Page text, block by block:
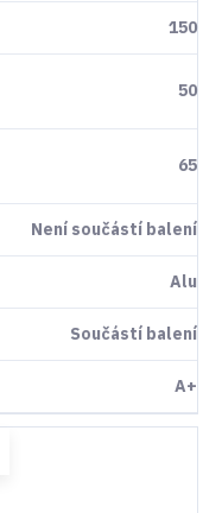
150
50
65
Není součástí balení
Alu
Součástí balení
A+